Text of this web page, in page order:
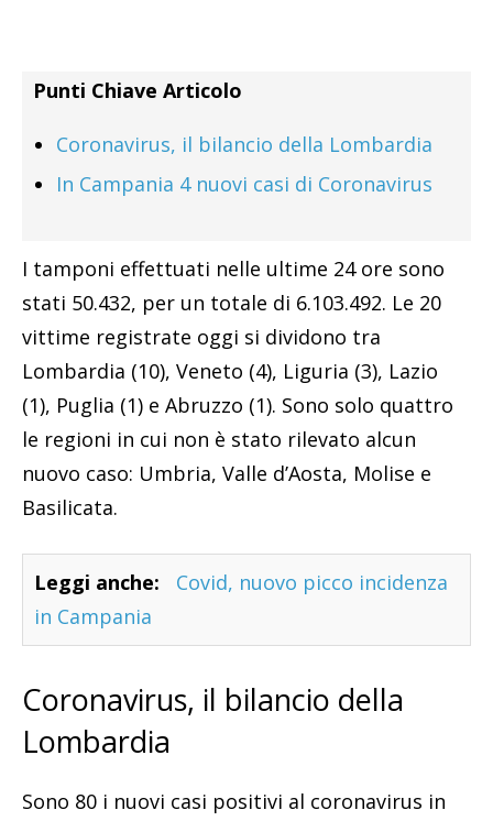
Punti Chiave Articolo
Coronavirus, il bilancio della Lombardia
In Campania 4 nuovi casi di Coronavirus
I tamponi effettuati nelle ultime 24 ore sono
stati 50.432, per un totale di 6.103.492. Le 20
vittime registrate oggi si dividono tra
Lombardia (10), Veneto (4), Liguria (3), Lazio
(1), Puglia (1) e Abruzzo (1). Sono solo quattro
le regioni in cui non è stato rilevato alcun
nuovo caso: Umbria, Valle d’Aosta, Molise e
Basilicata.
Leggi anche:
Covid, nuovo picco incidenza
in Campania
Coronavirus, il bilancio della
Lombardia
Sono 80 i nuovi casi positivi al coronavirus in